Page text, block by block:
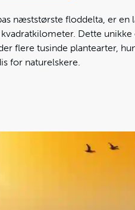
næststørste floddelta, er
kvadratkilometer. Dette
flere tusinde plantearter,
for naturelskere.